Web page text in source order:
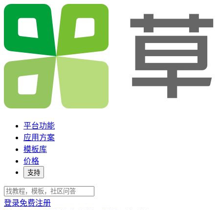
平台功能
应用方案
模板库
价格
支持
登录免费注册